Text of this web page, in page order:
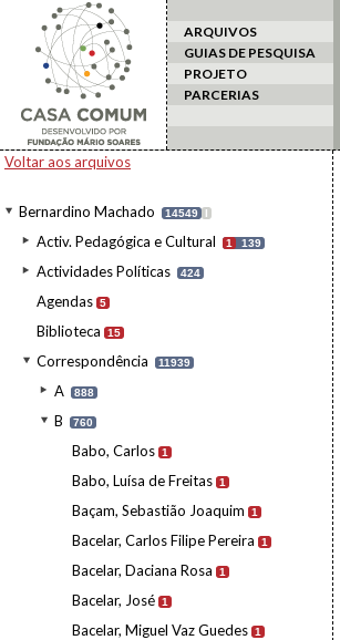
ARQUIVOS
GUIAS DE PESQUISA
PROJETO
PARCERIAS
Voltar aos arquivos
Bernardino Machado 14549 I
Activ. Pedagógica e Cultural 1 139
Actividades Políticas 424
Agendas 5
Biblioteca 15
Correspondência 11939
A 888
B 760
Babo, Carlos 1
Babo, Luísa de Freitas 1
Baçam, Sebastião Joaquim 1
Bacelar, Carlos Filipe Pereira 1
Bacelar, Daciana Rosa 1
Bacelar, José 1
Bacelar, Miguel Vaz Guedes 1